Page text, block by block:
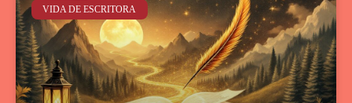
VIDA DE ESCRITORA